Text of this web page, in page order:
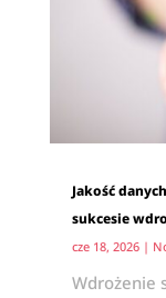
Jakość
sukcesie
cze 18, 2026|
Wdrożenie